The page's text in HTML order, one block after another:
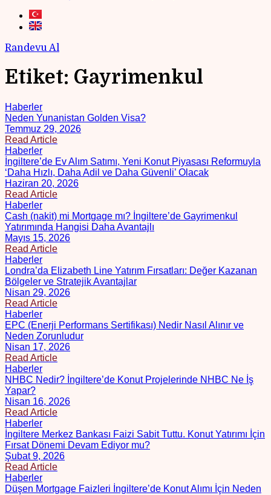
Randevu Al
Etiket: Gayrimenkul
Haberler
Neden Yunanistan Golden Visa?
Temmuz 29, 2026
Read Article
Haberler
İngiltere’de Ev Alım Satımı, Yeni Konut Piyasası Reformuyla
‘Daha Hızlı, Daha Adil ve Daha Güvenli’ Olacak
Haziran 20, 2026
Read Article
Haberler
Cash (nakit) mi Mortgage mı? İngiltere’de Gayrimenkul
Yatırımında Hangisi Daha Avantajlı
Mayıs 15, 2026
Read Article
Haberler
Londra’da Elizabeth Line Yatırım Fırsatları: Değer Kazanan
Bölgeler ve Stratejik Avantajlar
Nisan 29, 2026
Read Article
Haberler
EPC (Enerji Performans Sertifikası) Nedir Nasıl Alınır ve
Neden Zorunludur
Nisan 17, 2026
Read Article
Haberler
NHBC Nedir? İngiltere’de Konut Projelerinde NHBC Ne İş
Yapar?
Nisan 16, 2026
Read Article
Haberler
İngiltere Merkez Bankası Faizi Sabit Tuttu. Konut Yatırımı İçin
Fırsat Dönemi Devam Ediyor mu?
Şubat 9, 2026
Read Article
Haberler
Düşen Mortgage Faizleri İngiltere’de Konut Alımı İçin Neden